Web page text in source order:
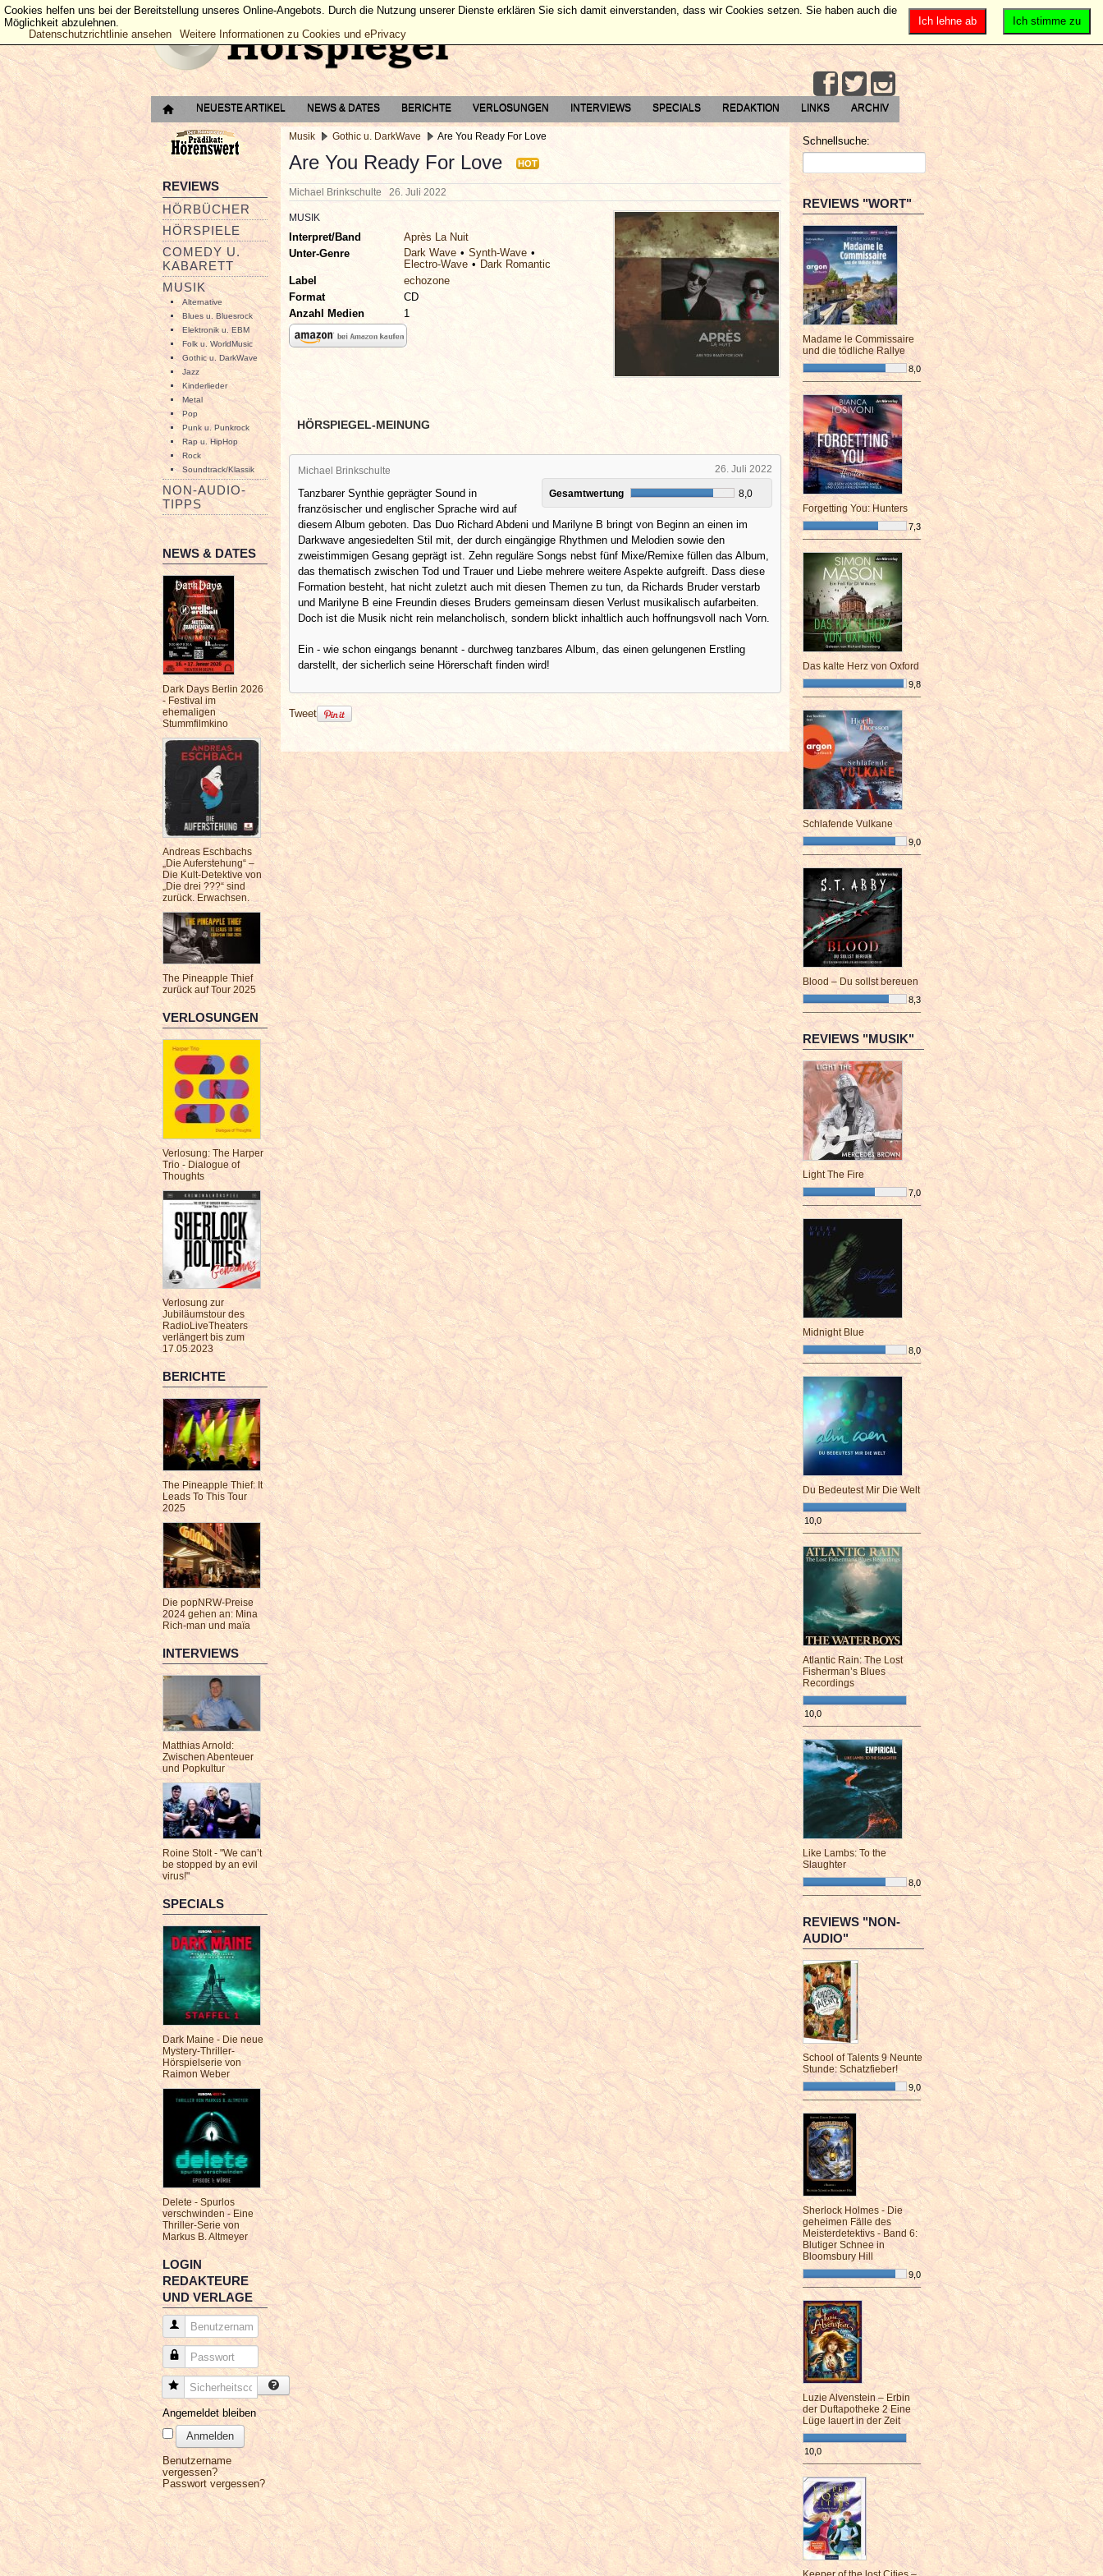
NEUESTE ARTIKEL NEWS & DATES BERICHTE VERLOSUNGEN INTERVIEWS SPECIALS REDAKTION LINKS ARCHIV
REVIEWS
HÖRBÜCHER
HÖRSPIELE
COMEDY U.
KABARETT
MUSIK
Alternative
Blues u. Bluesrock
Elektronik u. EBM
Folk u. WorldMusic
Gothic u. DarkWave
Jazz
Kinderlieder
Metal
Pop
Punk u. Punkrock
Rap u. HipHop
Rock
Soundtrack/Klassik
NON-AUDIO-
TIPPS
NEWS & DATES
Dark Days Berlin 2026
- Festival im
ehemaligen
Stummfilmkino
Andreas Eschbachs
„Die Auferstehung“ –
Die Kult-Detektive von
„Die drei ???“ sind
zurück. Erwachsen.
The Pineapple Thief
zurück auf Tour 2025
VERLOSUNGEN
Verlosung: The Harper
Trio - Dialogue of
Thoughts
Verlosung zur
Jubiläumstour des
RadioLiveTheaters
verlängert bis zum
17.05.2023
BERICHTE
The Pineapple Thief: It
Leads To This Tour
2025
Die popNRW-Preise
2024 gehen an: Mina
Rich-man und maïa
INTERVIEWS
Matthias Arnold:
Zwischen Abenteuer
und Popkultur
Roine Stolt - "We can’t
be stopped by an evil
virus!"
SPECIALS
Dark Maine - Die neue
Mystery-Thriller-
Hörspielserie von
Raimon Weber
Delete - Spurlos
verschwinden - Eine
Thriller-Serie von
Markus B. Altmeyer
LOGIN
REDAKTEURE
UND VERLAGE
Benutzername
Passwort
Sicherheitscode
Angemeldet bleiben
Anmelden
Benutzername
vergessen?
Passwort vergessen?
Musik Gothic u. DarkWave Are You Ready For Love
Are You Ready For Love HOT
Michael Brinkschulte 26. Juli 2022
MUSIK
Interpret/Band
Après La Nuit
Unter-Genre
Dark Wave
Synth-Wave
Electro-Wave
Dark Romantic
Label
echozone
Format
CD
Anzahl Medien
1
HÖRSPIEGEL-MEINUNG
26. Juli 2022
Michael Brinkschulte
Gesamtwertung 8,0
Tanzbarer Synthie geprägter Sound in
französischer und englischer Sprache wird auf
diesem Album geboten. Das Duo Richard Abdeni und Marilyne B bringt von Beginn an einen im
Darkwave angesiedelten Stil mit, der durch eingängige Rhythmen und Melodien sowie den
zweistimmigen Gesang geprägt ist. Zehn reguläre Songs nebst fünf Mixe/Remixe füllen das Album,
das thematisch zwischen Tod und Trauer und Liebe mehrere weitere Aspekte aufgreift. Dass diese
Formation besteht, hat nicht zuletzt auch mit diesen Themen zu tun, da Richards Bruder verstarb
und Marilyne B eine Freundin dieses Bruders gemeinsam diesen Verlust musikalisch aufarbeiten.
Doch ist die Musik nicht rein melancholisch, sondern blickt inhaltlich auch hoffnungsvoll nach Vorn.
Ein - wie schon eingangs benannt - durchweg tanzbares Album, das einen gelungenen Erstling
darstellt, der sicherlich seine Hörerschaft finden wird!
Tweet
Schnellsuche:
REVIEWS "WORT"
Madame le Commissaire
und die tödliche Rallye
8,0
¯¯¯¯¯¯¯¯¯¯¯¯¯¯¯¯¯¯¯¯¯¯¯¯
Forgetting You: Hunters
7,3
¯¯¯¯¯¯¯¯¯¯¯¯¯¯¯¯¯¯¯¯¯¯¯¯
Das kalte Herz von Oxford
9,8
¯¯¯¯¯¯¯¯¯¯¯¯¯¯¯¯¯¯¯¯¯¯¯¯
Schlafende Vulkane
9,0
¯¯¯¯¯¯¯¯¯¯¯¯¯¯¯¯¯¯¯¯¯¯¯¯
Blood – Du sollst bereuen
8,3
¯¯¯¯¯¯¯¯¯¯¯¯¯¯¯¯¯¯¯¯¯¯¯¯
REVIEWS "MUSIK"
Light The Fire
7,0
¯¯¯¯¯¯¯¯¯¯¯¯¯¯¯¯¯¯¯¯¯¯¯¯
Midnight Blue
8,0
¯¯¯¯¯¯¯¯¯¯¯¯¯¯¯¯¯¯¯¯¯¯¯¯
Du Bedeutest Mir Die Welt
10,0
¯¯¯¯¯¯¯¯¯¯¯¯¯¯¯¯¯¯¯¯¯¯¯¯
Atlantic Rain: The Lost
Fisherman’s Blues
Recordings
10,0
¯¯¯¯¯¯¯¯¯¯¯¯¯¯¯¯¯¯¯¯¯¯¯¯
Like Lambs: To the
Slaughter
8,0
¯¯¯¯¯¯¯¯¯¯¯¯¯¯¯¯¯¯¯¯¯¯¯¯
REVIEWS "NON-
AUDIO"
School of Talents 9 Neunte
Stunde: Schatzfieber!
9,0
¯¯¯¯¯¯¯¯¯¯¯¯¯¯¯¯¯¯¯¯¯¯¯¯
Sherlock Holmes - Die
geheimen Fälle des
Meisterdetektivs - Band 6:
Blutiger Schnee in
Bloomsbury Hill
9,0
¯¯¯¯¯¯¯¯¯¯¯¯¯¯¯¯¯¯¯¯¯¯¯¯
Luzie Alvenstein – Erbin
der Duftapotheke 2 Eine
Lüge lauert in der Zeit
10,0
¯¯¯¯¯¯¯¯¯¯¯¯¯¯¯¯¯¯¯¯¯¯¯¯
Ich stimme zu
Ich lehne ab
Cookies helfen uns bei der Bereitstellung unseres Online-Angebots. Durch die Nutzung unserer Dienste erklären Sie sich damit einverstanden, dass wir Cookies setzen. Sie haben auch die
Möglichkeit abzulehnen.
Datenschutzrichtlinie ansehen
Weitere Informationen zu Cookies und ePrivacy